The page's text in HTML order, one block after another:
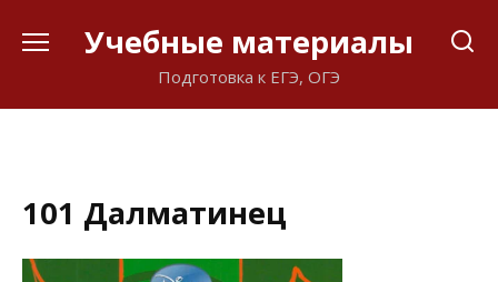
Учебные материалы
Подготовка к ЕГЭ, ОГЭ
101 Далматинец